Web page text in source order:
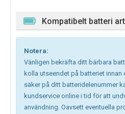
Kompatibelt batteri
Notera:
Vänligen bekräfta ditt bärbara
kolla utseendet på batteriet innan
säker på ditt batteridelenummer
kundservice online i tid för att
användning. Oavsett eventuella